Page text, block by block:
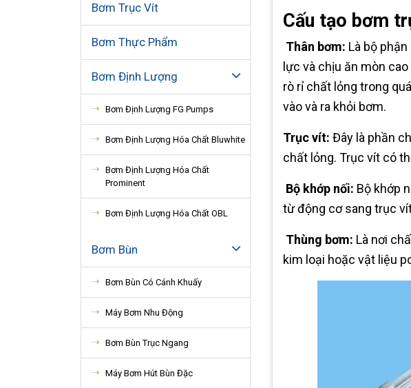
Bơm Trục Vít
Bơm Thực Phẩm
Bơm Định Lượng
Bơm Định Lượng FG Pumps
Bơm Định Lượng Hóa Chất Bluwhite
Bơm Định Lượng Hóa Chất
Prominent
Bơm Định Lượng Hóa Chất OBL
Bơm Bùn
Bơm Bùn Có Cánh Khuấy
Máy Bơm Nhu Động
Bơm Bùn Trục Ngang
Máy Bơm Hút Bùn Đặc
Cấu tạo bơm
Thân bơm: Là bộ
lực và chịu ăn mòn
rò rỉ chất lỏng trong
vào và ra khỏi bơm.
Trục vít: Đây là phần
chất lỏng. Trục vít có
Bộ khớp nối: Bộ khớp
từ động cơ sang trục
Thùng bơm: Là nơi
kim loại hoặc vật liệu